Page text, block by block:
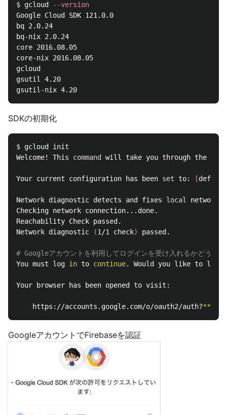
$ gcloud
--version
Google Cloud SDK 121.0.0
bq 2.0.24
bq-nix 2.0.24
core 2016.08.05
core-nix 2016.08.05
gcloud
gsutil 4.20
SDKの初期化
$ gcloud init
Welcome! This command will take you through the
Your current configuration has been set to: [
Network diagnostic detects and fixes local network
Checking network connection...done.
Reachability Check passed.
Network diagnostic
(1/1 check) passed.
# Googleアカウントを利用してログインを受け入れるかどうか
You must log in to continue. Would you like to log
Your browser has been opened to visit:
    https://accounts.google.com/o/oauth2/auth?
GoogleアカウントでFirebaseを認証